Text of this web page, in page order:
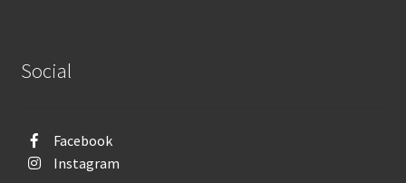
Social
Facebook
Instagram